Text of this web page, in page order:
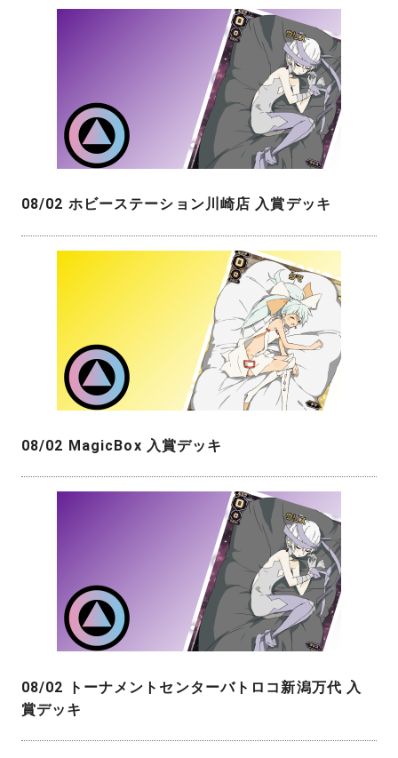
08/02 ホビーステーション川崎店 入賞デッキ
08/02 MagicBox 入賞デッキ
08/02 トーナメントセンターバトロコ新潟万代 入
賞デッキ